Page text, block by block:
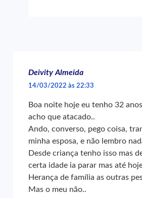
Deivity Almeida
14/03/2022 às 22:33
Boa noite hoje eu tenho 32
acho que atacado..
Ando, converso, pego coisa,
minha esposa, e não lembro
Desde criança tenho isso mas
certa idade ia parar mas até
Herança de família as outras
Mas o meu não..